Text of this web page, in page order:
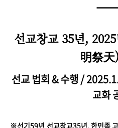
선교창교 35년,
明祭
선교 법회 & 수행 /
교화
※선기59년 선교창교35년, 한민족